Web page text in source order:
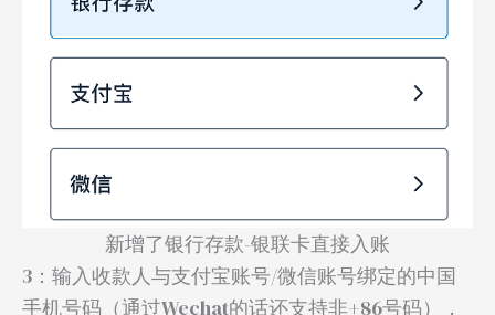
新增了银行存款-银联卡直接入账
3：输入收款人与支付宝账号/微信账号绑定的中国
手机号码（通过Wechat的话还支持非+86号码），